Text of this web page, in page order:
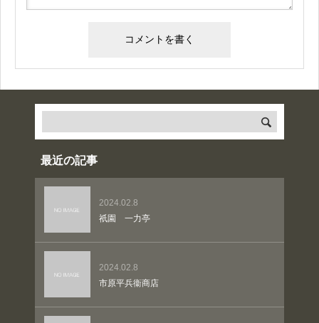
最近の記事
2024.02.8
祇園 一力亭
2024.02.8
市原平兵衞商店